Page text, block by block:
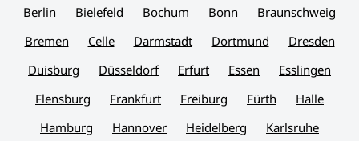
Berlin
Bielefeld Bochum Bonn
Braunschweig
Bremen
Celle Darmstadt Dortmund
Dresden
Duisburg
Düsseldorf Erfurt Essen
Esslingen
Flensburg
Frankfurt Freiburg Fürth
Halle
Hamburg
Hannover Heidelberg Karlsruhe